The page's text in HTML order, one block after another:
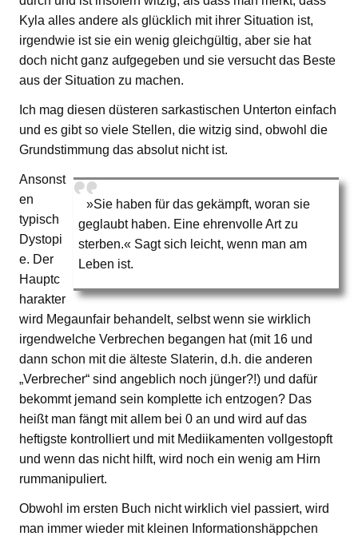
Kyla alles andere als glücklich mit ihrer Situation ist,
irgendwie ist sie ein wenig gleichgültig, aber sie hat
doch nicht ganz aufgegeben und sie versucht das Beste
aus der Situation zu machen.
Ich mag diesen düsteren sarkastischen Unterton einfach
und es gibt so viele Stellen, die witzig sind, obwohl die
Grundstimmung das absolut nicht ist.
»Sie haben für das gekämpft, woran sie
geglaubt haben. Eine ehrenvolle Art zu
sterben.« Sagt sich leicht, wenn man am
Leben ist.
Ansonst
en
typisch
Dystopi
e. Der
Hauptc
harakter
wird Megaunfair behandelt, selbst wenn sie wirklich
irgendwelche Verbrechen begangen hat (mit 16 und
dann schon mit die älteste Slaterin, d.h. die anderen
„Verbrecher“ sind angeblich noch jünger?!) und dafür
bekommt jemand sein komplette ich entzogen? Das
heißt man fängt mit allem bei 0 an und wird auf das
heftigste kontrolliert und mit Mediikamenten vollgestopft
und wenn das nicht hilft, wird noch ein wenig am Hirn
rummanipuliert.
Obwohl im ersten Buch nicht wirklich viel passiert, wird
man immer wieder mit kleinen Informationshäppchen